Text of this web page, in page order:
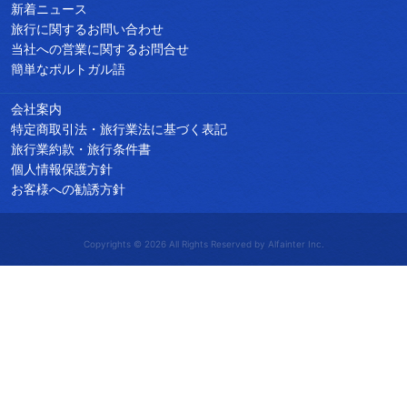
新着ニュース
旅行に関するお問い合わせ
当社への営業に関するお問合せ
簡単なポルトガル語
会社案内
特定商取引法・旅行業法に基づく表記
旅行業約款・旅行条件書
個人情報保護方針
お客様への勧誘方針
Copyrights © 2026 All Rights Reserved by Alfainter Inc.